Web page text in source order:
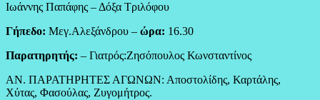
Ιωάννης Παπάφης – Δόξα Τριλόφου
Γήπεδο: Μεγ.Αλεξάνδρου – ώρα: 16.30
Παρατηρητής: – Γιατρός:Ζησόπουλος Κωνσταντίνος
ΑΝ. ΠΑΡΑΤΗΡΗΤΕΣ ΑΓΩΝΩΝ: Αποστολίδης, Καρτάλης,
Χύτας, Φασούλας, Ζυγομήτρος.